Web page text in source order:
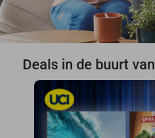
Deals in de buurt van